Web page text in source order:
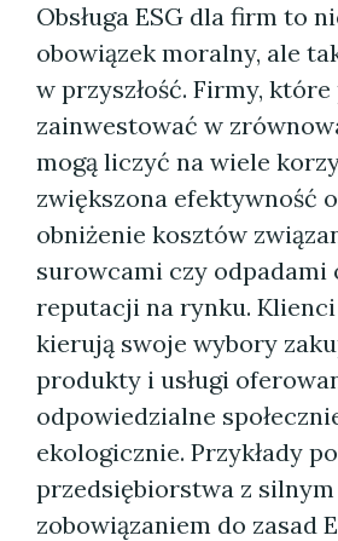
Obsługa ESG dla firm to
obowiązek moralny, ale
w przyszłość. Firmy,
zainwestować w
mogą liczyć na wiele
zwiększona efektywność
obniżenie kosztów
surowcami czy odpadami
reputacji na rynku.
kierują swoje wybory
produkty i usługi
odpowiedzialne
ekologicznie. Przykłady
przedsiębiorstwa z
zobowiązaniem do zasad